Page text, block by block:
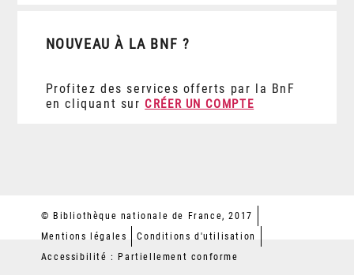
NOUVEAU À LA BNF ?
Profitez des services offerts par la BnF
en cliquant sur CRÉER UN COMPTE
© Bibliothèque nationale de France, 2017
Mentions légales
Conditions d'utilisation
Accessibilité : Partiellement conforme